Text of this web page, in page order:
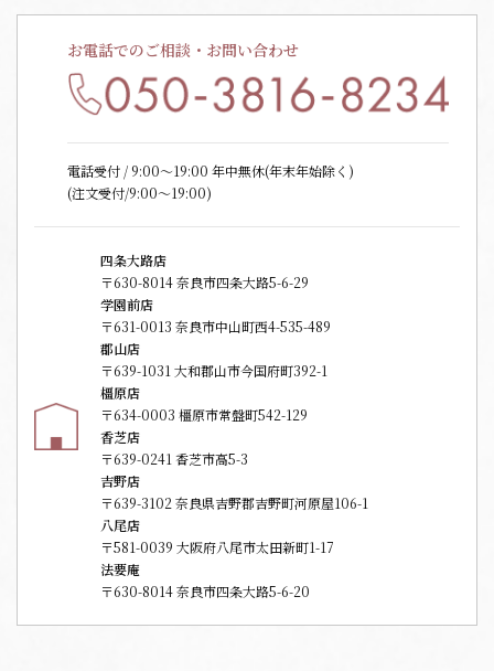
お電話でのご相談・お問い合わせ
電話受付 / 9:00〜19:00 年中無休(年末年始除く)
(注文受付/9:00～19:00)
四条大路店
〒630-8014 奈良市四条大路5-6-29
学園前店
〒631-0013 奈良市中山町西4-535-489
郡山店
〒639-1031 大和郡山市今国府町392-1
橿原店
〒634-0003 橿原市常盤町542-129
香芝店
〒639-0241 香芝市高5-3
吉野店
〒639-3102 奈良県吉野郡吉野町河原屋106-1
八尾店
〒581-0039 大阪府八尾市太田新町1-17
法要庵
〒630-8014 奈良市四条大路5-6-20